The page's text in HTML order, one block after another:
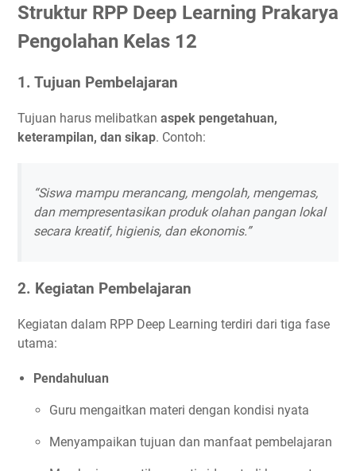
Struktur RPP Deep Learning Prakarya
Pengolahan Kelas 12
1. Tujuan Pembelajaran
Tujuan harus melibatkan aspek pengetahuan,
keterampilan, dan sikap. Contoh:
“Siswa mampu merancang, mengolah, mengemas,
dan mempresentasikan produk olahan pangan lokal
secara kreatif, higienis, dan ekonomis.”
2. Kegiatan Pembelajaran
Kegiatan dalam RPP Deep Learning terdiri dari tiga fase
utama:
Pendahuluan
Guru mengaitkan materi dengan kondisi nyata
Menyampaikan tujuan dan manfaat pembelajaran